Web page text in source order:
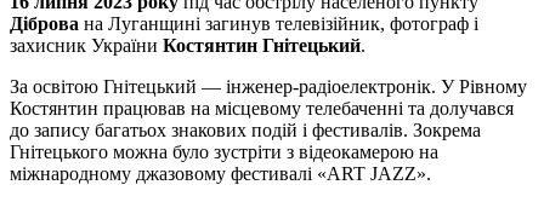
Діброва на Луганщині загинув телевізійник, фотограф і
захисник України Костянтин Гнітецький.
За освітою Гнітецький — інженер-радіоелектронік. У Рівному
Костянтин працював на місцевому телебаченні та долучався
до запису багатьох знакових подій і фестивалів. Зокрема
Гнітецького можна було зустріти з відеокамерою на
міжнародному джазовому фестивалі «ART JAZZ».